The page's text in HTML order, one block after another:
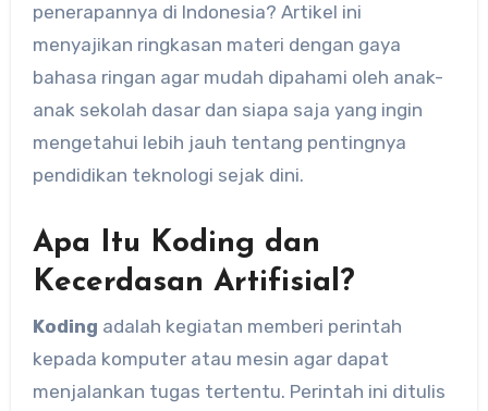
penerapannya di Indonesia? Artikel ini
menyajikan ringkasan materi dengan gaya
bahasa ringan agar mudah dipahami oleh anak-
anak sekolah dasar dan siapa saja yang ingin
mengetahui lebih jauh tentang pentingnya
pendidikan teknologi sejak dini.
Apa Itu Koding dan
Kecerdasan Artifisial?
Koding adalah kegiatan memberi perintah
kepada komputer atau mesin agar dapat
menjalankan tugas tertentu. Perintah ini ditulis